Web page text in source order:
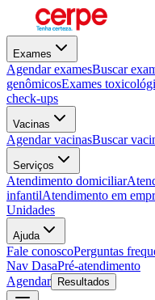
Exames
Agendar examesBuscar
genômicosExames
check-ups
Vacinas
Agendar vacinasBuscar
Serviços
Atendimento domiciliar
infantilAtendimento em
Unidades
Ajuda
Fale conoscoPerguntas
Nav DasaPré-atendimento
Agendar
Resultados